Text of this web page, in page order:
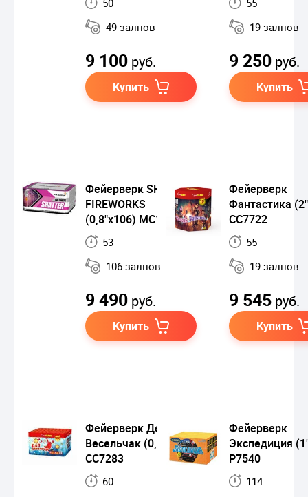
49 залпов
9 100 руб.
Купить
19 залпов
9 250 руб.
Купить
Фейерверк SHATTER
FIREWORKS
(0,8"x106) MC126
53
106 залпов
9 490 руб.
Купить
Фейерверк
Фантастика
СС7722
55
19 залпов
9 545 руб.
Купить
Фейерверк Дед
Весельчак (0,8"х100)
СС7283
60
Фейерверк
Экспедиция
Р7540
114